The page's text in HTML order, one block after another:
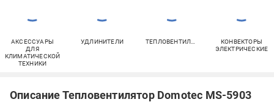
АКСЕССУАРЫ
ДЛЯ
КЛИМАТИЧЕСКОЙ
ТЕХНИКИ
УДЛИНИТЕЛИ
КОНВЕКТОРЫ
ЭЛЕКТРИЧЕСКИЕ
Описание Тепловентилятор Domotec MS-5903